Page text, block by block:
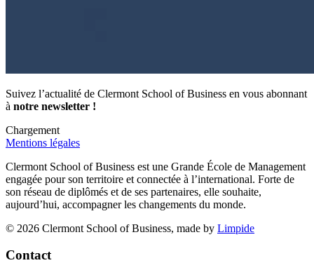
Suivez l’actualité de Clermont School of Business en vous abonnant
à notre newsletter !
Chargement
Mentions légales
Clermont School of Business est une Grande École de Management
engagée pour son territoire et connectée à l’international. Forte de
son réseau de diplômés et de ses partenaires, elle souhaite,
aujourd’hui, accompagner les changements du monde.
© 2026 Clermont School of Business, made by Limpide
Contact